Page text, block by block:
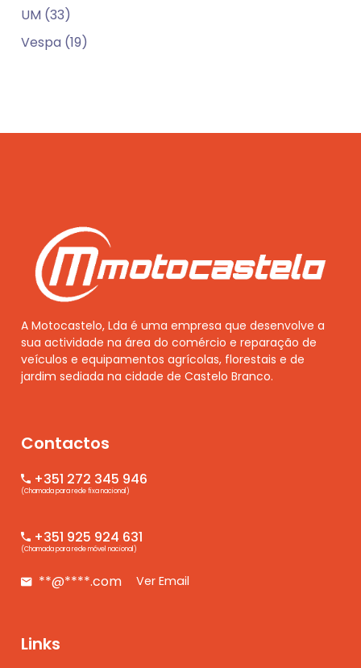
UM (33)
Vespa (19)
A Motocastelo, Lda é uma empresa que desenvolve a
sua actividade na área do comércio e reparação de
veículos e equipamentos agrícolas, florestais e de
jardim sediada na cidade de Castelo Branco.
Contactos
+351 272 345 946
(Chamada para rede fixa nacional)
+351 925 924 631
(Chamada para rede móvel nacional)
**@****.com Ver Email
Links